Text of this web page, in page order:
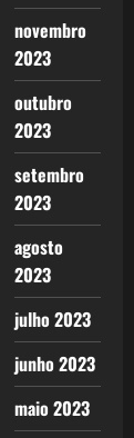
novembro
2023
outubro
2023
setembro
2023
agosto
2023
julho 2023
junho 2023
maio 2023